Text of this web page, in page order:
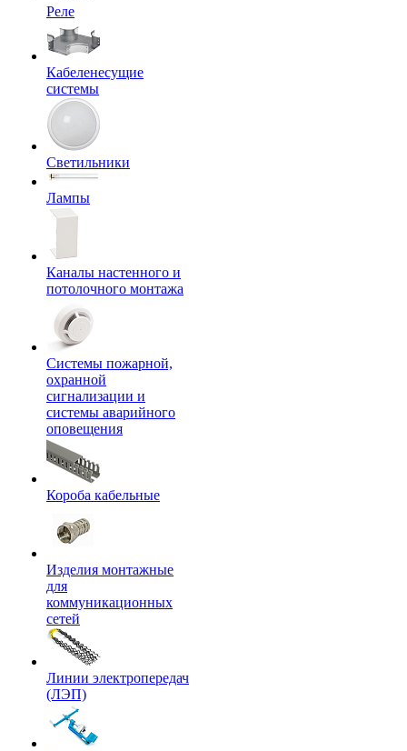
Реле
Кабеленесущие
системы
Светильники
Лампы
Каналы настенного и
потолочного монтажа
Системы пожарной,
охранной
сигнализации и
системы аварийного
оповещения
Короба кабельные
Изделия монтажные
для
коммуникационных
сетей
Линии электропередач
(ЛЭП)